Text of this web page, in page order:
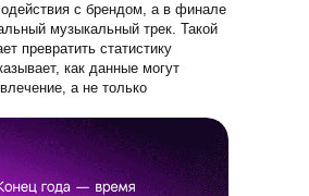
с брендом, а в финале
музыкальный трек. Такой
превратить статистику
как данные могут
а не только